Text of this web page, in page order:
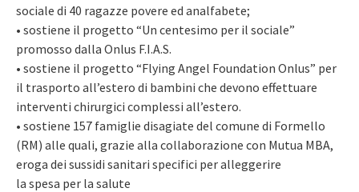
sociale di 40 ragazze povere ed analfabete;
• sostiene il progetto “Un centesimo per il sociale”
promosso dalla Onlus F.I.A.S.
• sostiene il progetto “Flying Angel Foundation Onlus” per
il trasporto all’estero di bambini che devono effettuare
interventi chirurgici complessi all’estero.
• sostiene 157 famiglie disagiate del comune di Formello
(RM) alle quali, grazie alla collaborazione con Mutua MBA,
eroga dei sussidi sanitari specifici per alleggerire
la spesa per la salute